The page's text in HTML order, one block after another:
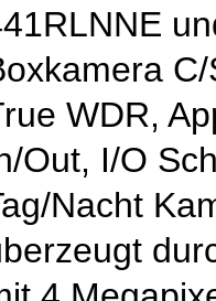
WDR,
Out, I/O
Nacht